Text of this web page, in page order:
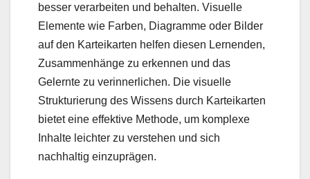
besser verarbeiten und behalten. Visuelle
Elemente wie Farben, Diagramme oder Bilder
auf den Karteikarten helfen diesen Lernenden,
Zusammenhänge zu erkennen und das
Gelernte zu verinnerlichen. Die visuelle
Strukturierung des Wissens durch Karteikarten
bietet eine effektive Methode, um komplexe
Inhalte leichter zu verstehen und sich
nachhaltig einzuprägen.